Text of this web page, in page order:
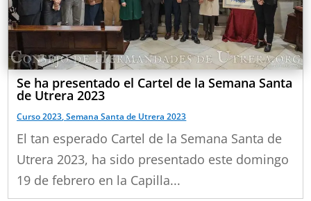
Se ha presentado el Cartel de la Semana Santa
de Utrera 2023
Curso 2023,Semana Santa de Utrera 2023
El tan esperado Cartel de la Semana Santa de
Utrera 2023, ha sido presentado este domingo
19 de febrero en la Capilla...